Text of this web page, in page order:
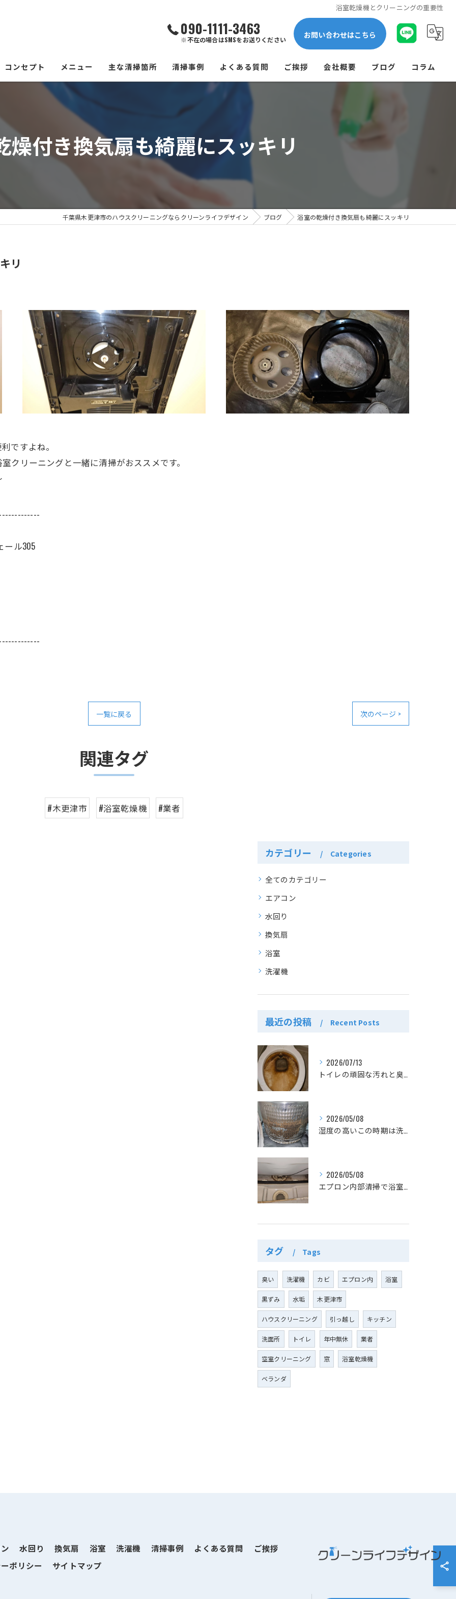
浴室乾燥機とクリーニングの重要性
090-1111-3463
※不在の場合はSMSをお送りください お問い合わせはこちら
コンセプト メニュー 主な清掃箇所
換気扇
清掃事例 よくある質問 ご挨拶 会社概要 ブログ コラム
燥付き換気扇も綺麗にスッキリ
千葉県木更津市のハウスクリーニングならクリーンライフデザイン ブログ 浴室の乾燥付き換気扇も綺麗にスッキリ
リ
ですよね。
クリーニングと一緒に清掃がおススメです。
ール305
一覧に戻る 次のページ >
関連タグ
#木更津市 #浴室乾燥機 #業者
カテゴリー Categories
全てのカテゴリー
エアコン
水回り
換気扇
浴室
洗濯機
最近の投稿 Recent Posts
2026/07/13
トイレの頑固な汚れと臭いもスッキリ♪
2026/05/08
湿度の高いこの時期は洗濯機もカビが増えます。
2026/05/08
エプロン内部清掃で浴室カビを防ぐ
タグ Tags
臭い 洗濯機 カビ エプロン内 浴室
黒ずみ 水垢 木更津市
ハウスクリーニング 引っ越し キッチン
洗面所 トイレ 年中無休 業者
空室クリーニング 窓 浴室乾燥機
ベランダ
水回り 換気扇 浴室 洗濯機 清掃事例 よくある質問
ご挨拶
ポリシー サイトマップ